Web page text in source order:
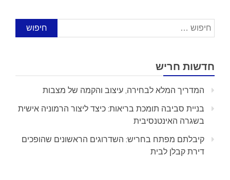
חיפוש:
חדשות חריש
המדריך המלא לבחירה, עיצוב והקמה של מצבות
בניית סביבה תומכת בריאות: כיצד ליצור הרמוניה אישית
בשגרה האינטנסיבית
קיבלתם מפתח בחריש: השדרוגים הראשונים שהופכים
דירת קבלן לבית